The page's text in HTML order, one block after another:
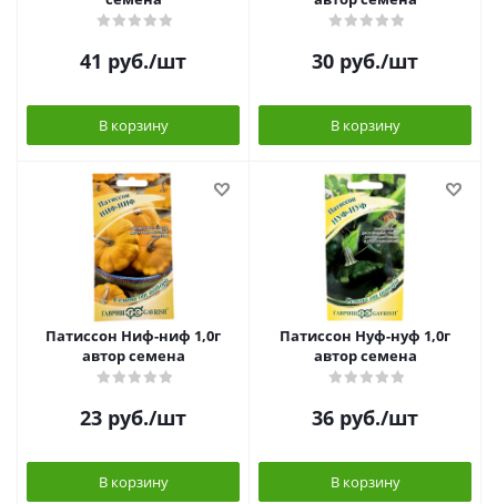
41 руб./шт
В корзину
30 руб./шт
В корзину
Патиссон Ниф-ниф 1,0г
автор семена
23 руб./шт
В корзину
Патиссон Нуф-нуф 1,0г
автор семена
36 руб./шт
В корзину